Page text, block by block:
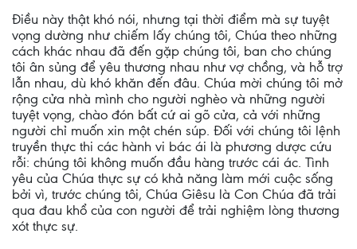
Điều này thật khó nói, nhưng tại thời điểm mà sự tuyệt
vọng dường như chiếm lấy chúng tôi, Chúa theo những
cách khác nhau đã đến gặp chúng tôi, ban cho chúng
tôi ân sủng để yêu thương nhau như vợ chồng, và hỗ trợ
lẫn nhau, dù khó khăn đến đâu. Chúa mời chúng tôi mở
rộng cửa nhà mình cho người nghèo và những người
tuyệt vọng, chào đón bất cứ ai gõ cửa, cả với những
người chỉ muốn xin một chén súp. Đối với chúng tôi lệnh
truyền thực thi các hành vi bác ái là phương dược cứu
rỗi: chúng tôi không muốn đầu hàng trước cái ác. Tình
yêu của Chúa thực sự có khả năng làm mới cuộc sống
bởi vì, trước chúng tôi, Chúa Giêsu là Con Chúa đã trải
qua đau khổ của con người để trải nghiệm lòng thương
xót thực sự.